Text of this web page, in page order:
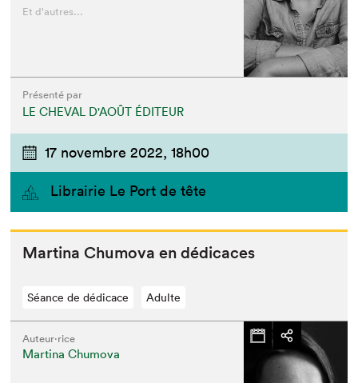
Et d'autres...
Présenté par
LE CHEVAL D'AOÛT ÉDITEUR
17 novembre 2022, 18h00
Librairie Le Port de tête
Mar­ti­na Chu­mo­va en dédicaces
Séance de dédicace Adulte
Auteur·rice
Martina Chumova